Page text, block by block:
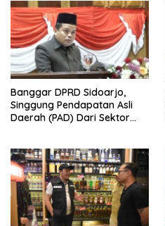
Banggar DPRD Sidoarjo,
Singgung Pendapatan Asli
Daerah (PAD) Dari Sektor
Evaluasi Secara Menyeluruh